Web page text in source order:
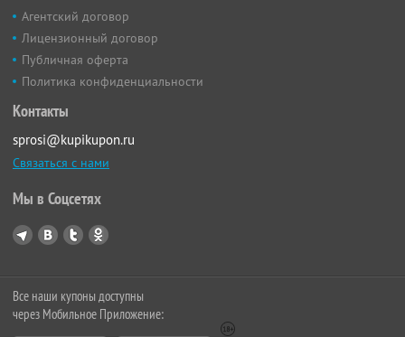
Агентский договор
Лицензионный договор
Публичная оферта
Политика конфиденциальности
Контакты
sprosi@kupikupon.ru
Связаться с нами
Мы в Соцсетях
Все наши купоны доступны
через Мобильное Приложение: